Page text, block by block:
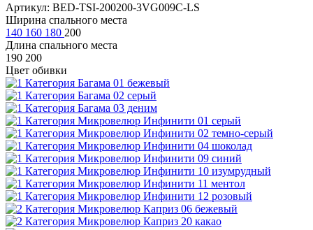
Артикул: BED-TSI-200200-3VG009C-LS
Ширина спального места
140 160 180 200
Длина спального места
190 200
Цвет обивки